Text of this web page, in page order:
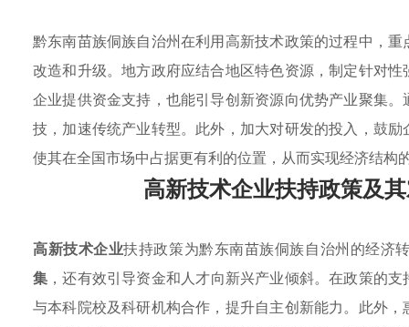
黔东南苗族侗族自治州在利用高新技术政策的过程中，重
改造和升级。地方政府应结合地区特色资源，制定针对性
企业提供资金支持，也能引导创新资源向优势产业聚集
技，加速传统产业转型。此外，加大对研发的投入，鼓
使其在全国市场中占据更有利的位置，从而实现经济结构
高新技术企业扶持政策及
高新技术企业扶持政策为黔东南苗族侗族自治州的经济
集 ，还有效引导资金和人才向新兴产业倾斜。在政策的
与本科院校及科研机构合作，提升自主创新能力。此外